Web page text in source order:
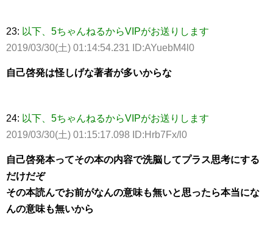
23: 以下、5ちゃんねるからVIPがお送りします
2019/03/30(土) 01:14:54.231 ID:AYuebM4l0
自己啓発は怪しげな著者が多いからな
24: 以下、5ちゃんねるからVIPがお送りします
2019/03/30(土) 01:15:17.098 ID:Hrb7Fx/l0
自己啓発本ってその本の内容で洗脳してプラス思考にする
だけだぞ
その本読んでお前がなんの意味も無いと思ったら本当にな
んの意味も無いから